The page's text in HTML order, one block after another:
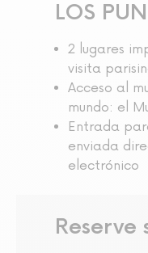
LOS
2 lugares
visita
Acceso al
mundo: el
Entrada
enviada
electrónico
Reserve